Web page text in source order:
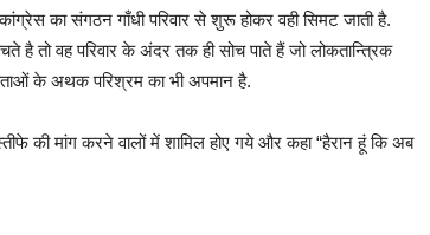
का संगठन गाँधी परिवार से शुरू होकर वही सिमट जाती है.
है तो वह परिवार के अंदर तक ही सोच पाते हैं जो लोकतान्त्रिक
के अथक परिश्रम का भी अपमान है.
की मांग करने वालों में शामिल होए गये और कहा “हैरान हूं कि अब